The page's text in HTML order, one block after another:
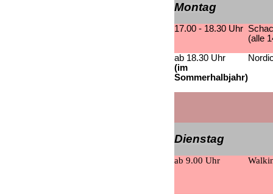
Montag
17.00 - 18.30 Uhr
(alle
ab 18.30 Uhr
(im
Sommerhalbjahr)
Dienstag
ab 9.00 Uhr